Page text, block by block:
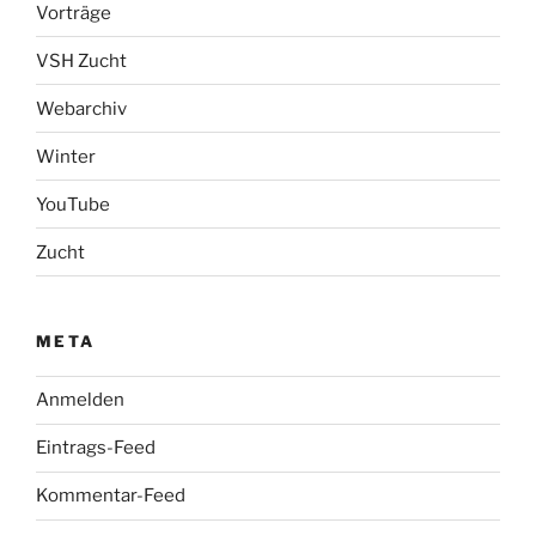
Vorträge
VSH Zucht
Webarchiv
Winter
YouTube
Zucht
META
Anmelden
Eintrags-Feed
Kommentar-Feed